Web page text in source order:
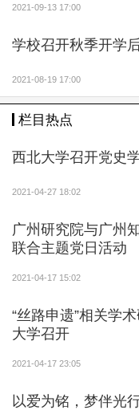
2021-09-13 17:00
学校召开秋季开学
2021-08-19 17:00
栏目热点
西北大学召开党史
2021-04-27 18:02
广州研究院与广州
联合主题党日活动
2021-04-17 15:02
“丝路申遗”相关学
大学召开
2021-04-17 23:05
以爱为铭，梦伴